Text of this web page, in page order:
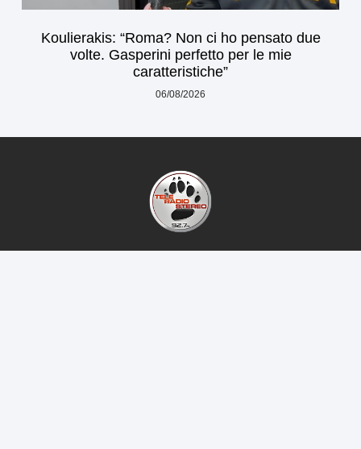
Koulierakis: “Roma? Non ci ho pensato due
volte. Gasperini perfetto per le mie
caratteristiche”
06/08/2026